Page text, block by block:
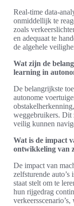
Real-time data-
onmiddellijk te
zoals
en adequaat te
de algehele
Wat zijn de
learning in
De belangrijkste
autonome
weggebruikers. Dit
veilig kunnen
Wat is de impact
ontwikkeling van
De impact van
zelfsturende
staat stelt om te
hun rijgedrag